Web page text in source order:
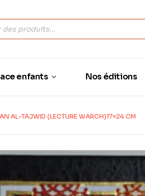
enfants Nos éditions
AL-TAJWID (LECTURE WARCH)17×24 CM